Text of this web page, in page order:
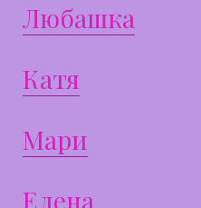
Любашка
Катя
Мари
Елена